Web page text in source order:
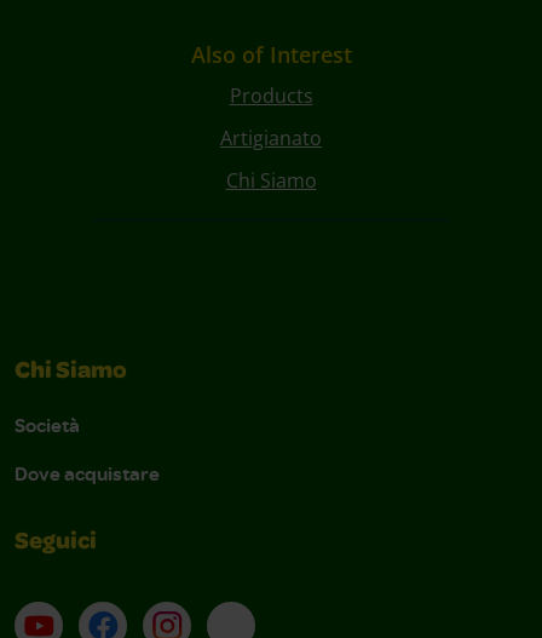
Also of Interest
Products
Artigianato
Chi Siamo
Chi Siamo
Società
Dove acquistare
Seguici
Su YouTube
ContattiProfilo Instagram
Email